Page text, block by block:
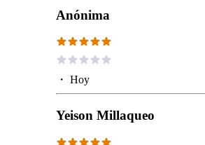
Anónima
・ Hoy
Yeison Millaqueo